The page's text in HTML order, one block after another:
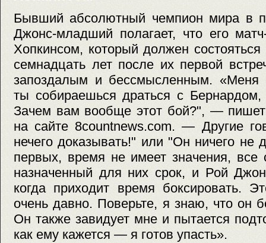
Бывший абсолютный чемпион мира в
Джонс-младший полагает, что его
Хопкинсом, который должен
семнадцать лет после их первой
запоздалым и бессмысленным. «Меня
ты собираешься драться с
Зачем вам вообще этот бой?", —
на сайте 8countnews.com. — Другие
нечего доказывать!" или "Он ничего не
первых, время не имеет значения, все
назначенный для них срок, и Рой
когда приходит время боксировать.
очень давно. Поверьте, я знаю, что он
Он также завидует мне и пытается
как ему кажется — я готов упасть».